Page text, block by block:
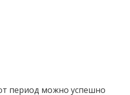
период можно успешно